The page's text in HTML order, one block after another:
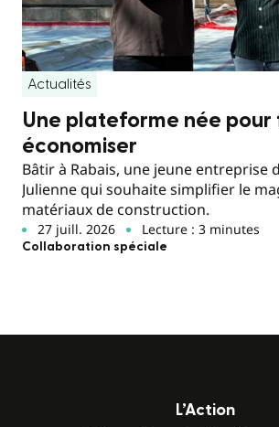
Actualités
Une plateforme née pour
économiser
Bâtir à Rabais, une jeune entreprise
Julienne qui souhaite simplifier le
matériaux de construction.
27 juill. 2026 Lecture : 3 minutes
Collaboration spéciale
L’Action